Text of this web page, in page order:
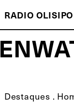
RADIO
Destaques .